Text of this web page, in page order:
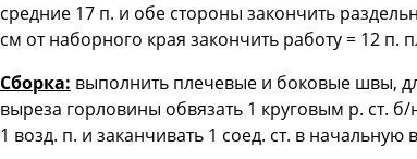
средние 17 п. и обе стороны закончить
см от наборного края закончить работу = 12 п.
Сборка: выполнить плечевые и боковые швы,
выреза горловины обвязать 1 круговым р. ст.
1 возд. п. и заканчивать 1 соед. ст. в начальную